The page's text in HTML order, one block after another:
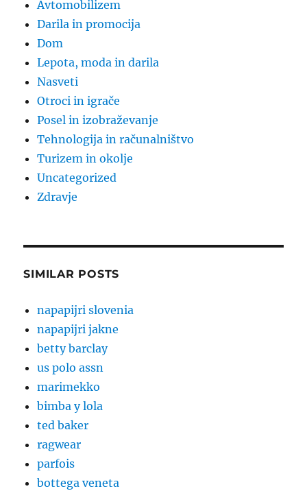
Avtomobilizem
Darila in promocija
Dom
Lepota, moda in darila
Nasveti
Otroci in igrače
Posel in izobraževanje
Tehnologija in računalništvo
Turizem in okolje
Uncategorized
Zdravje
SIMILAR POSTS
napapijri slovenia
napapijri jakne
betty barclay
us polo assn
marimekko
bimba y lola
ted baker
ragwear
parfois
bottega veneta